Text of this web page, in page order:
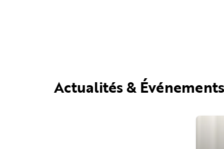
Actualités & Événements